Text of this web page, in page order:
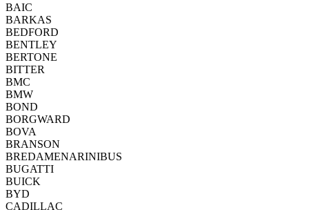
BAIC
BARKAS
BEDFORD
BENTLEY
BERTONE
BITTER
BMC
BMW
BOND
BORGWARD
BOVA
BRANSON
BREDAMENARINIBUS
BUGATTI
BUICK
BYD
CADILLAC